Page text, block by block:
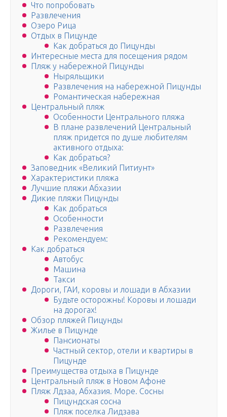
Что попробовать
Развлечения
Озеро Рица
Отдых в Пицунде
Как добраться до Пицунды
Интересные места для посещения рядом
Пляж у набережной Пицунды
Ныряльщики
Развлечения на набережной Пицунды
Романтическая набережная
Центральный пляж
Особенности Центрального пляжа
В плане развлечений Центральный
пляж придется по душе любителям
активного отдыха:
Как добраться?
Заповедник «Великий Питиунт»
Характеристики пляжа
Лучшие пляжи Абхазии
Дикие пляжи Пицунды
Как добраться
Особенности
Развлечения
Рекомендуем:
Как добраться
Автобус
Машина
Такси
Дороги, ГАИ, коровы и лошади в Абхазии
Будьте осторожны! Коровы и лошади
на дорогах!
Обзор пляжей Пицунды
Жилье в Пицунде
Пансионаты
Частный сектор, отели и квартиры в
Пицунде
Преимущества отдыха в Пицунде
Центральный пляж в Новом Афоне
Пляж Лдзаа, Абхазия. Море. Сосны
Пицундская сосна
Пляж поселка Лидзава